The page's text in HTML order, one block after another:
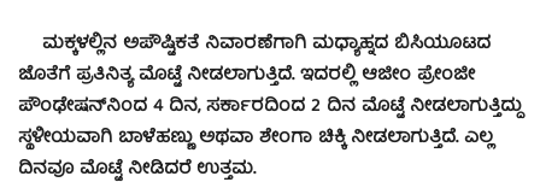
ಮಕ್ಕಳಲ್ಲಿನ ಅಪೌಷ್ಟಿಕತೆ ನಿವಾರಣೆಗಾಗಿ ಮಧ್ಯಾಹ್ನದ ಬಿಸಿಯೂಟದ
ಜೊತೆಗೆ ಪ್ರತಿನಿತ್ಯ ಮೊಟ್ಟೆ ನೀಡಲಾಗುತ್ತಿದೆ. ಇದರಲ್ಲಿ ಆಜೀಂ ಪ್ರೇಂಜೀ
ಪೌಂಢೇಷನ್‍ನಿಂದ 4 ದಿನ, ಸರ್ಕಾರದಿಂದ 2 ದಿನ ಮೊಟ್ಟೆ ನೀಡಲಾಗುತ್ತಿದ್ದು
ಸ್ಥಳೀಯವಾಗಿ ಬಾಳೆಹಣ್ಣು ಅಥವಾ ಶೇಂಗಾ ಚಿಕ್ಕಿ ನೀಡಲಾಗುತ್ತಿದೆ. ಎಲ್ಲ
ದಿನವೂ ಮೊಟ್ಟೆ ನೀಡಿದರೆ ಉತ್ತಮ.